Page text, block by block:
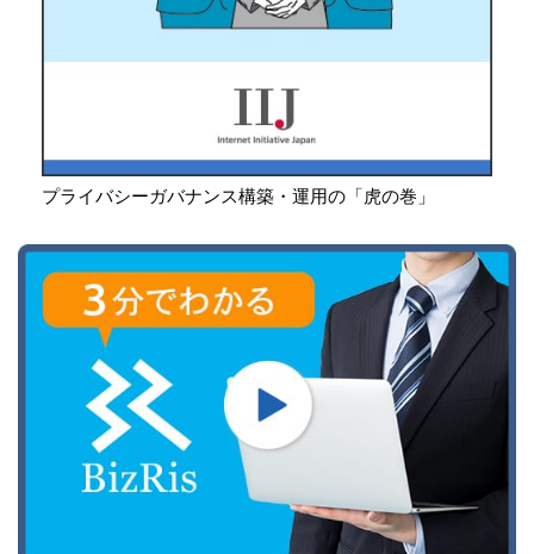
プライバシーガバナンス構築・運用の「虎の巻」